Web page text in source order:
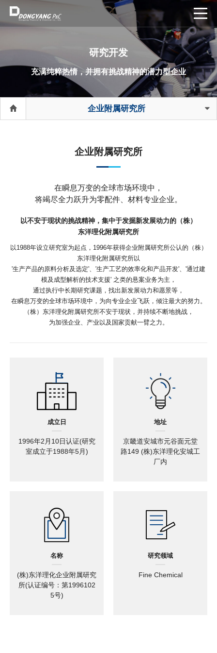
研究开发
充满纯粹热情，并拥有挑战精神的潜力型企业
企业附属研究所
企业附属研究所
在瞬息万变的全球市场环境中，
将竭尽全力跃升为零配件、材料专业企业。
以不安于现状的挑战精神，集中于发掘新发展动力的（株）
东洋理化附属研究所
以1988年设立研究室为起点，1996年获得企业附属研究所公认的（株）
东洋理化附属研究所以
'生产产品的原料分析及选定'、'生产工艺的效率化和产品开发'、'通过建
模及成型解析的技术支援' 之类的悬案业务为主，
通过执行中长期研究课题，找出新发展动力和愿景等，
在瞬息万变的全球市场环境中，为向专业企业飞跃，倾注最大的努力。
（株）东洋理化附属研究所不安于现状，并持续不断地挑战，
为加强企业、产业以及国家贡献一臂之力。
成立日
1996年2月10日认证(研究
室成立于1988年5月)
地址
京畿道安城市元谷面元堂
路149 (株)东洋理化安城工
厂内
名称
(株)东洋理化企业附属研究
所(认证编号：第1996102
5号)
研究领域
Fine Chemical